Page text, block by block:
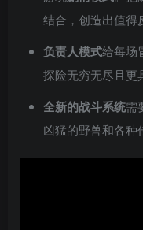
结合，创造出值得
负责人模式给每场
探险无穷无尽且更
全新的战斗系统需
凶猛的野兽和各种